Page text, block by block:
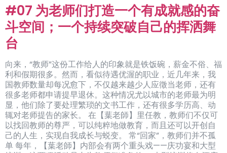
#07 为老师们打造一个有成就感的奋
斗空间；一个持续突破自己的挥洒舞
台
向来，“教师”这份工作给人的印象就是铁饭碗，薪金不俗、福
利和假期很多。然而，看似待遇优渥的职业，近几年来，我
国教师数量却每况愈下，不仅越来越少人应徵当老师，还有
很多老师都申请提早退休。这种情况尤以城市的老师最为明
显，他们除了要处理繁琐的文书工作，还有很多学历高、动
辄对老师提告的家长。 在【葉老師】里任教，教师们不仅可
以找回教师的尊严，可以纯粹地做教育，而且还可以开创自
己的人生，实现自我成长与蜕变。 常“回家”，教师们并不孤
单 每年，【葉老師】内部会有两个重头戏——庆功宴和大型